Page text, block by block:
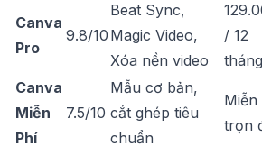
Canva
Pro
9.8/10
Beat Sync,
Magic Video,
Xóa nền video
/ 12
tháng
Canva
Miễn
Phí
7.5/10
Mẫu cơ bản,
cắt ghép tiêu
chuẩn
Miễn
trọn